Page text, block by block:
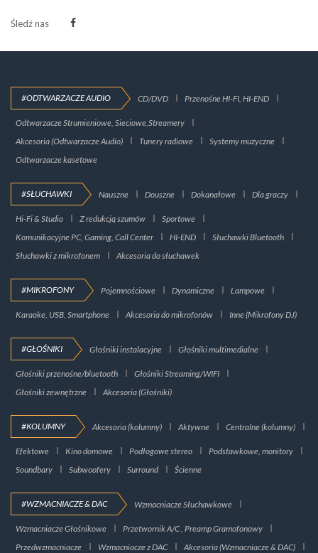
Śledź nas
#ODTWARZACZE AUDIO CD/DVD Przenośne HI-FI, HI-END
Odtwarzacze Strumieniowe, Sieciowe,Streamery
Akcesoria (Odtwarzacze Audio)
Tunery radiowe
Systemy muzyczne
Odtwarzacze kasetowe
#SŁUCHAWKI Nauszne Douszne Dokanałowe Dla graczy
Hi-Fi & Studio Z redukcją szumów
Sportowe
Komunikacyjne PC, Gaming, Call Center
HI-END
Słuchawki Bluetooth
Słuchawki z mikrofonem
Akcesoria do słuchawek
#MIKROFONY Pojemnościowe Dynamiczne Lampowe
Karaoke, USB, Smartphone Akcesoria do mikrofonów Inne (Mikrofony DJ)
#GŁOŚNIKI Głośniki instalacyjne Głośniki multimedialne
Głośniki przenośne/bluetooth
Głośniki Streaming/WIFI
Głośniki zewnętrzne
Akcesoria (Głośniki)
#KOLUMNY Akcesoria (kolumny) Aktywne Centralne (kolumny)
Efektowe Kino domowe Podłogowe stereo
Podstawkowe, monitory
Soundbary
Subwoofery Surround Ścienne
#WZMACNIACZE & DAC Wzmacniacze Słuchawkowe
Wzmacniacze Głośnikowe
Przetwornik A/C , Preamp Gramofonowy
Przedwzmacniacze
Wzmacniacze z DAC Akcesoria (Wzmacniacze & DAC)